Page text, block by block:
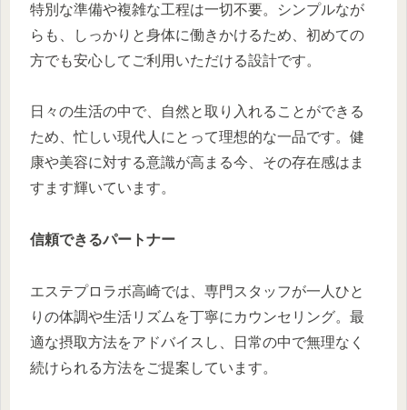
特別な準備や複雑な工程は一切不要。シンプルなが
らも、しっかりと身体に働きかけるため、初めての
方でも安心してご利用いただける設計です。
日々の生活の中で、自然と取り入れることができる
ため、忙しい現代人にとって理想的な一品です。健
康や美容に対する意識が高まる今、その存在感はま
すます輝いています。
信頼できるパートナー
エステプロラボ高崎では、専門スタッフが一人ひと
りの体調や生活リズムを丁寧にカウンセリング。最
適な摂取方法をアドバイスし、日常の中で無理なく
続けられる方法をご提案しています。